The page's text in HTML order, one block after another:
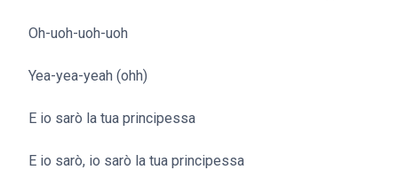
Oh-uoh-uoh-uoh
Yea-yea-yeah (ohh)
E io sarò la tua principessa
E io sarò, io sarò la tua principessa